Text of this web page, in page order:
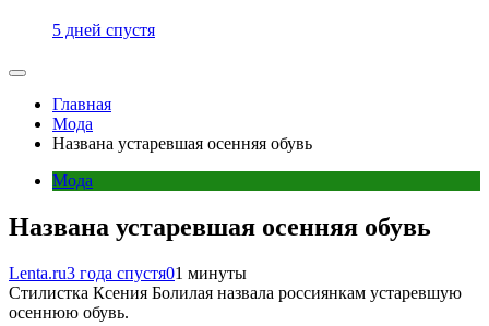
5 дней спустя
Главная
Мода
Названа устаревшая осенняя обувь
Мода
Названа устаревшая осенняя обувь
Lenta.ru3 года спустя01 минуты
Стилистка Ксения Болилая назвала россиянкам устаревшую
осеннюю обувь.